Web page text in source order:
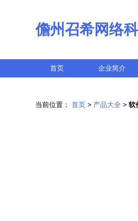
儋州召希网络
首页 企业简介
当前位置： 首页 > 产品大全 > 软